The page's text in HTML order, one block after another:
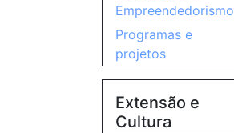
Empreendedorismo
Programas e
projetos
Extensão e
Cultura